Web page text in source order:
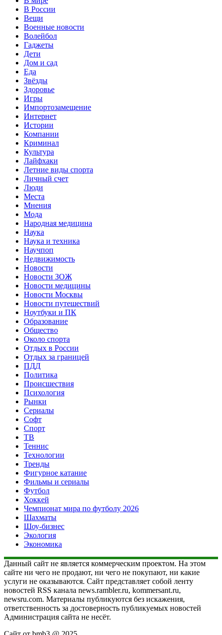
В России
Вещи
Военные новости
Волейбол
Гаджеты
Дети
Дом и сад
Еда
Звёзды
Здоровье
Игры
Импортозамещение
Интернет
Истории
Компании
Криминал
Культура
Лайфхаки
Летние виды спорта
Личный счет
Люди
Места
Мнения
Мода
Народная медицина
Наука
Наука и техника
Научпоп
Недвижимость
Новости
Новости ЗОЖ
Новости медицины
Новости Москвы
Новости путешествий
Ноутбуки и ПК
Образование
Общество
Около спорта
Отдых в России
Отдых за границей
ПДД
Политика
Происшествия
Психология
Рынки
Сериалы
Софт
Спорт
ТВ
Теннис
Технологии
Тренды
Фигурное катание
Фильмы и сериалы
Футбол
Хоккей
Чемпионат мира по футболу 2026
Шахматы
Шоу-бизнес
Экология
Экономика
Данный сайт не является коммерческим проектом. На этом
сайте ни чего не продают, ни чего не покупают, ни какие
услуги не оказываются. Сайт представляет собой ленту
новостей RSS канала news.rambler.ru, kommersant.ru,
newsru.com. Материалы публикуются без искажения,
ответственность за достоверность публикуемых новостей
Администрация сайта не несёт.